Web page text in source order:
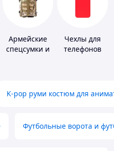
Армейские
спецсумки и
Чехлы для
телефонов
K-pop руми костюм для
Футбольные ворота и